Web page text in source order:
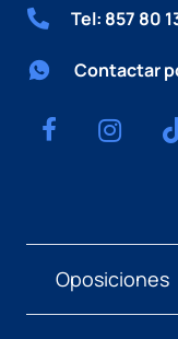
Tel: 857 80
Contactar
Oposiciones